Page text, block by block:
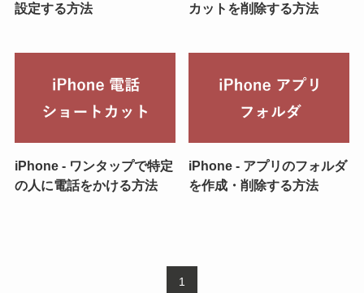
設定する方法
カットを削除する方法
iPhone - ワンタップで特定
の人に電話をかける方法
iPhone - アプリのフォルダ
を作成・削除する方法
1